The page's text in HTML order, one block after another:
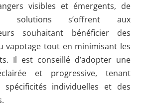
visibles et émergents, de
solutions s’offrent aux
souhaitant bénéficier des
vapotage tout en minimisant les
Il est conseillé d’adopter une
et progressive, tenant
spécificités individuelles et des